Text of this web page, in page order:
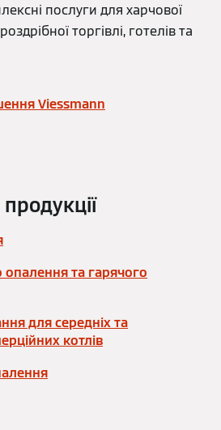
послуги для харчової
торгівлі, готелів та
Viessmann
та гарячого
для середніх та
котлів